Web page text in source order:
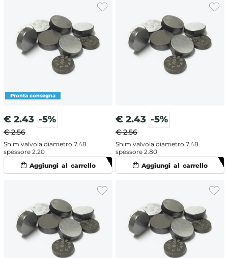
€ 2.43 -5%
€ 2.56
Shim valvola diametro 7.48
spessore 2.20
€ 2.43 -5%
€ 2.56
Shim valvola diametro 7.48
spessore 2.80